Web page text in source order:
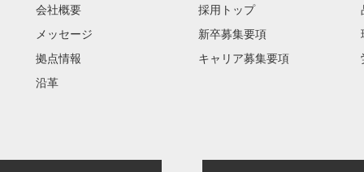
会社概要
メッセージ
拠点情報
沿革
採用トップ
新卒募集要項
キャリア募集要項